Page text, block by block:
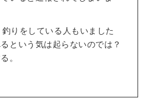
りをしている人もいました
という気は起らないのでは？
。